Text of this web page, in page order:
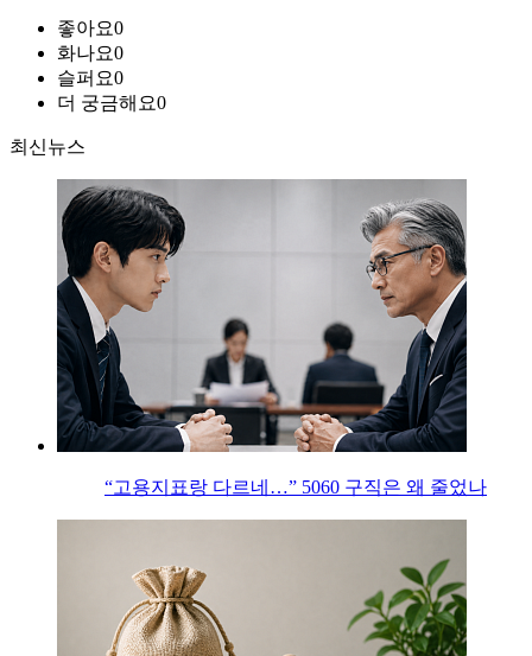
좋아요0
화나요0
슬퍼요0
더 궁금해요0
최신뉴스
“고용지표랑 다르네…” 5060 구직은 왜 줄었나